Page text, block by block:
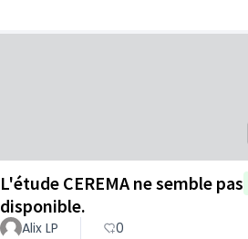
L'étude CEREMA ne semble pas
disponible.
Alix LP 0